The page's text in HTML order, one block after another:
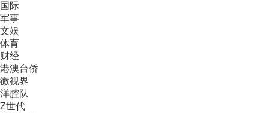
国际
军事
文娱
体育
财经
港澳台侨
微视界
洋腔队
Z世代